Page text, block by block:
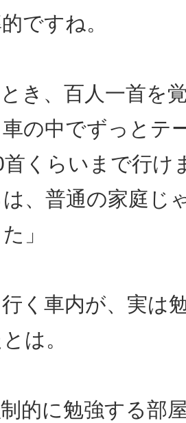
ですね。
とき、百人一首を
の中でずっとテ
首くらいまで行け
、普通の家庭じ
」
く車内が、実は
は。
制的に勉強する部